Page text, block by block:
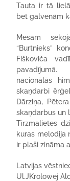
Tauta ir tā
bet galvenām
Mesām
“Burtnieks”
Fiškoviča
pavadījumā.
nacionālās
skaņdarbi
Dārziņa,
skaņdarbus un
Tirzmalietes
kuras melodija
ir plaši zināma
Latvijas
Ul.JKrolowej